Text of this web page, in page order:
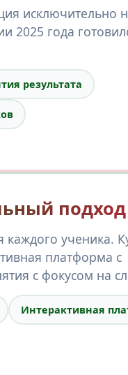
исключительно
2025 года
результата
подход
ученика.
платформа с
с фокусом на
Интерактивная